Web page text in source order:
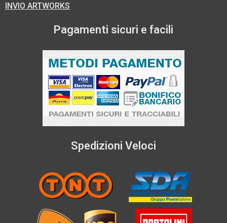
INVIO ARTWORKS
Pagamenti sicuri e facili
Spedizioni Veloci